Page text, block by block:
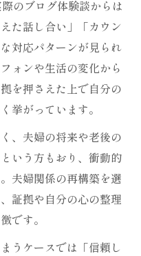
のブログ体験談からは
た話し合い」「カウン
対応パターンが見られ
ォンや生活の変化から
を押さえた上で自分の
挙がっています。
、夫婦の将来や老後の
いう方もおり、衝動的
夫婦関係の再構築を選
証拠や自分の心の整理
です。
うケースでは「信頼し